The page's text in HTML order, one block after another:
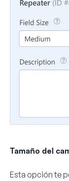
Tamaño del
Esta opción te